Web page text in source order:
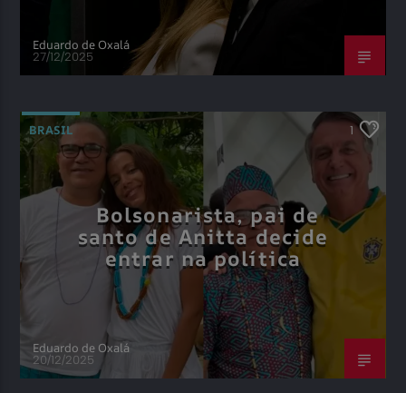
Eduardo de Oxalá
27/12/2025
BRASIL 1
Bolsonarista, pai de
santo de Anitta decide
entrar na política
Eduardo de Oxalá
20/12/2025